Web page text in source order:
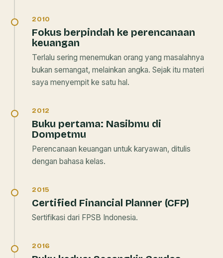
2010
Fokus berpindah ke perencanaan
keuangan
Terlalu sering menemukan orang yang masalahnya
bukan semangat, melainkan angka. Sejak itu materi
saya menyempit ke satu hal.
2012
Buku pertama: Nasibmu di
Dompetmu
Perencanaan keuangan untuk karyawan, ditulis
dengan bahasa kelas.
2015
Certified Financial Planner (CFP)
Sertifikasi dari FPSB Indonesia.
2016